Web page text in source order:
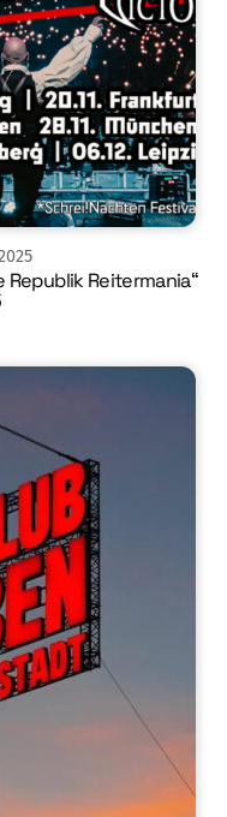
Reitermania“